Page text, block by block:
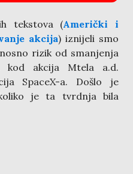
tekstova (Američki i
akcija) iznijeli smo
rizik od smanjenja
kod akcija Mtela a.d.
SpaceX-a. Došlo je
je ta tvrdnja bila